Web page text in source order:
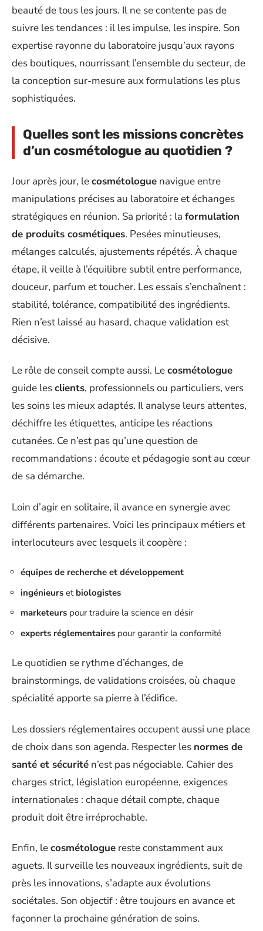
beauté de tous les jours. Il ne se contente pas de
suivre les tendances : il les impulse, les inspire. Son
expertise rayonne du laboratoire jusqu’aux rayons
des boutiques, nourrissant l’ensemble du secteur, de
la conception sur-mesure aux formulations les plus
sophistiquées.
Quelles sont les missions concrètes
d’un cosmétologue au quotidien ?
Jour après jour, lecosmétologue navigue entre
manipulations précises au laboratoire et échanges
stratégiques en réunion. Sa priorité : la formulation
de produits cosmétiques. Pesées minutieuses,
mélanges calculés, ajustements répétés. À chaque
étape, il veille à l’équilibre subtil entre performance,
douceur, parfum et toucher. Les essais s’enchaînent :
stabilité, tolérance, compatibilité des ingrédients.
Rien n’est laissé au hasard, chaque validation est
décisive.
Le rôle de conseil compte aussi. Lecosmétologue
guide lesclients, professionnels ou particuliers, vers
les soins les mieux adaptés. Il analyse leurs attentes,
déchiffre les étiquettes, anticipe les réactions
cutanées. Ce n’est pas qu’une question de
recommandations : écoute et pédagogie sont au cœur
de sa démarche.
Loin d’agir en solitaire, il avance en synergie avec
différents partenaires. Voici les principaux métiers et
interlocuteurs avec lesquels il coopère :
équipes de recherche et développement
ingénieurs et biologistes
marketeurs pour traduire la science en désir
experts réglementaires pour garantir la conformité
Le quotidien se rythme d’échanges, de
brainstormings, de validations croisées, où chaque
spécialité apporte sa pierre à l’édifice.
Les dossiers réglementaires occupent aussi une place
de choix dans son agenda. Respecter les normes de
santé et sécurité n’est pas négociable. Cahier des
charges strict, législation européenne, exigences
internationales : chaque détail compte, chaque
produit doit être irréprochable.
Enfin, lecosmétologue reste constamment aux
aguets. Il surveille les nouveaux ingrédients, suit de
près les innovations, s’adapte aux évolutions
sociétales. Son objectif : être toujours en avance et
façonner la prochaine génération de soins.